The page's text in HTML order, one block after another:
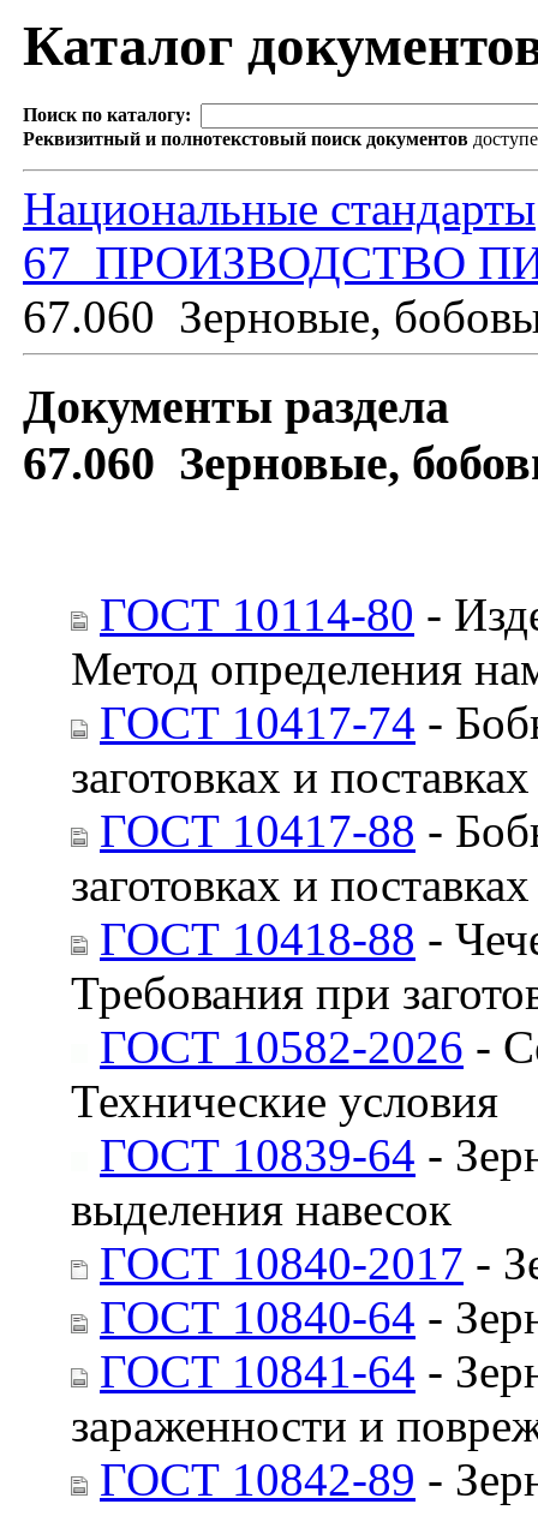
Каталог
Поиск по каталогу:
Реквизитный и полнотекстовый поиск документов
Национальные стандарты
67 ПРОИЗВОДСТВО
67.060 Зерновые,
Документы раздела
67.060 Зерновые,
ГОСТ 10114-80 -
Метод определения
ГОСТ 10417-74 -
заготовках и поставках
ГОСТ 10417-88 -
заготовках и поставках
ГОСТ 10418-88 -
Требования при
ГОСТ 10582-2026 -
Технические условия
ГОСТ 10839-64 -
выделения навесок
ГОСТ 10840-2017 -
ГОСТ 10840-64 -
ГОСТ 10841-64 -
зараженности и
ГОСТ 10842-89 -